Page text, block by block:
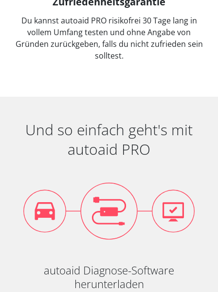
Du kannst autoaid PRO risikofrei 30 Tage lang in
vollem Umfang testen und ohne Angabe von
Gründen zurückgeben, falls du nicht zufrieden sein
solltest.
Und so einfach geht's mit
autoaid PRO
autoaid Diagnose-Software
herunterladen